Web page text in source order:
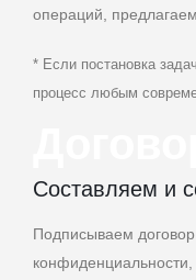
операций,
* Если постановка
процесс любым
Составляем и
Подписываем